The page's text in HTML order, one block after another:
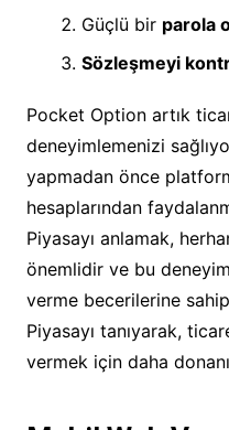
Güçlü bir parola
Sözleşmeyi
Pocket Option artık
deneyimlemenizi
yapmadan önce
hesaplarından
Piyasayı anlamak,
önemlidir ve bu
verme becerilerine
Piyasayı tanıyarak,
vermek için daha